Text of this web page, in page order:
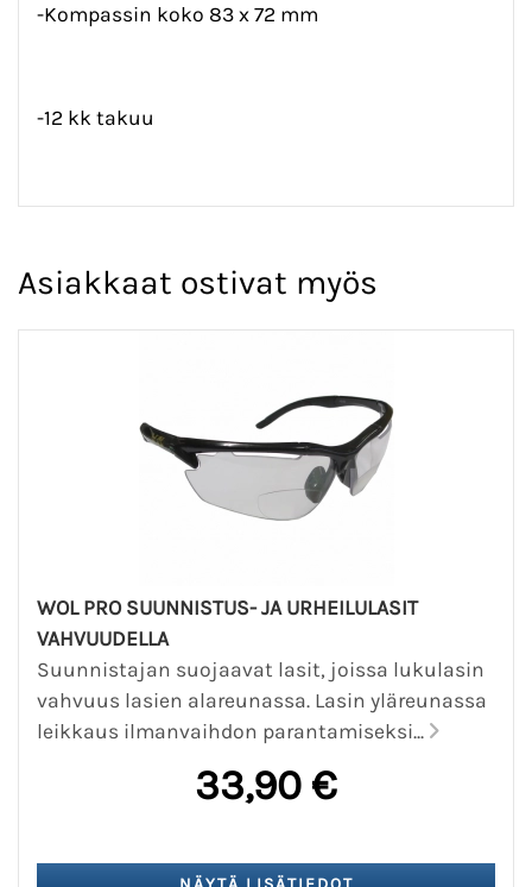
-Kompassin koko 83 x 72 mm
-12 kk takuu
Asiakkaat ostivat myös
WOL PRO SUUNNISTUS- JA URHEILULASIT
VAHVUUDELLA
Suunnistajan suojaavat lasit, joissa lukulasin
vahvuus lasien alareunassa. Lasin yläreunassa
leikkaus ilmanvaihdon parantamiseksi...
33,90 €